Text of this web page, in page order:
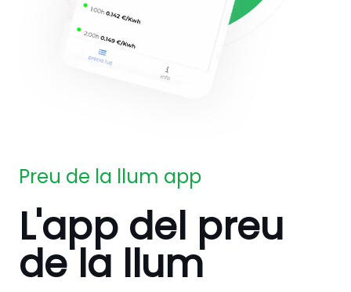
Preu de la llum app
L'app del preu
de la llum